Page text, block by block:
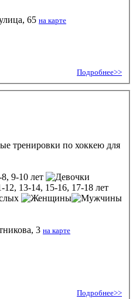
65 на карте
Подробнее>>
тренировки по хоккею для
9-10 лет
12, 13-14, 15-16, 17-18 лет
3 на карте
Подробнее>>